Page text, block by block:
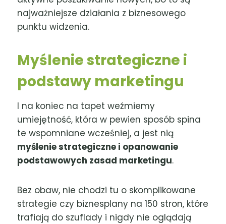
najważniejsze działania z biznesowego
punktu widzenia.
Myślenie strategiczne i
podstawy marketingu
I na koniec na tapet weźmiemy
umiejętność, która w pewien sposób spina
te wspomniane wcześniej, a jest nią
myślenie strategiczne i opanowanie
podstawowych zasad marketingu.
Bez obaw, nie chodzi tu o skomplikowane
strategie czy biznesplany na 150 stron, które
trafiają do szuflady i nigdy nie oglądają